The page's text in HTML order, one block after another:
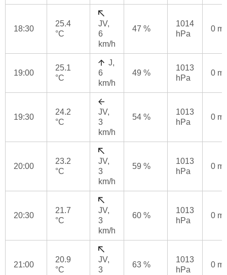
18:30
25.4
°C
JV,
6
km/h
47 %
1014
hPa
0
19:00
25.1
°C
J,
6
km/h
49 %
1013
hPa
0
19:30
24.2
°C
JV,
3
km/h
54 %
1013
hPa
0
20:00
23.2
°C
JV,
3
km/h
59 %
1013
hPa
0
20:30
21.7
°C
JV,
3
km/h
60 %
1013
hPa
0
21:00
20.9
°C
JV,
3
63 %
1013
hPa
0